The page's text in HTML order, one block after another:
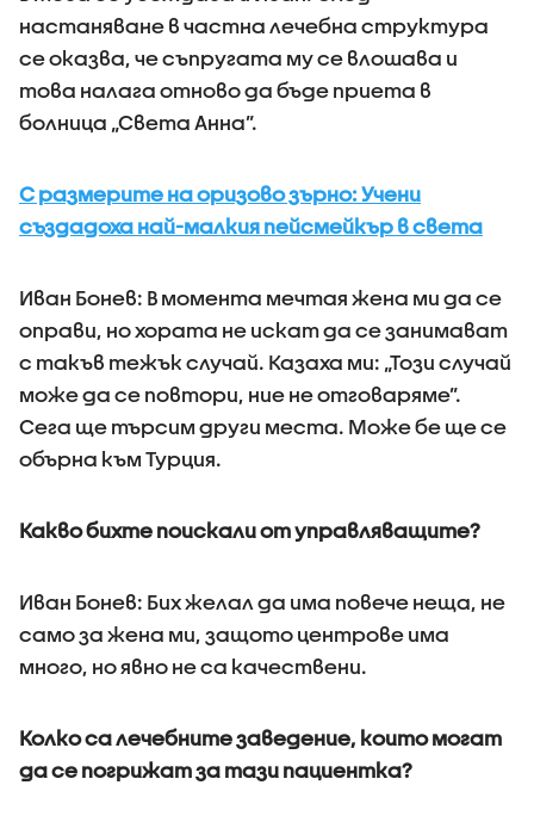
настаняване в частна лечебна структура
се оказва, че съпругата му се влошава и
това налага отново да бъде приета в
болница „Света Анна”.
С размерите на оризово зърно: Учени
създадоха най-малкия пейсмейкър в света
Иван Бонев: В момента мечтая жена ми да се
оправи, но хората не искат да се занимават
с такъв тежък случай. Казаха ми: „Този случай
може да се повтори, ние не отговаряме”.
Сега ще търсим други места. Може бе ще се
обърна към Турция.
Какво бихте поискали от управляващите?
Иван Бонев: Бих желал да има повече неща, не
само за жена ми, защото центрове има
много, но явно не са качествени.
Колко са лечебните заведение, които могат
да се погрижат за тази пациентка?